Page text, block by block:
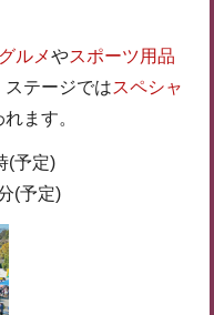
ルメやスポーツ用品
テージではスペシャ
ます。
(予定)
(予定)